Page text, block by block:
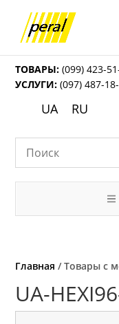
ТОВАРЫ: (099) 423-
УСЛУГИ: (097) 487-
UA RU
Главная / Товары с
UA-